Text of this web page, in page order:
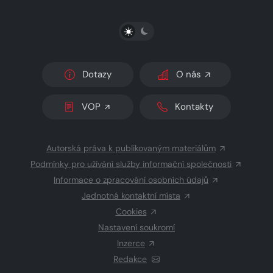
PŘEPNOUT SVĚTLÝ/TMAVÝ REŽIM
Dotazy O nás
VOP Kontakty
Autorská práva k publikovaným materiálům
Podmínky pro užívání služby informační společnosti
Informace o zpracování osobních údajů
Jednotná kontaktní místa
Cookies
Nastavení soukromí
Inzerce
Redakce